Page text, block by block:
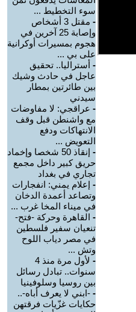
سوء التخطيط ...
-
مقتل 3 أشخاص
وإصابة 25 آخرين في
هجوم بمسيرات أوكرانية
على بي ...
- أستراليا.. تحقيق
عاجل في حادث وشيك
بين طائرتين بمطار
سيدني
- عراقجي: لا مفاوضات
مع واشنطن قبل وقف
الانتهاكات ودفع
التعويض ...
-
إنقاذ 50 شخصا وإخماد
حريق كبير داخل مجمع
تجاري في بغداد
- إعلام يمني: انفجارات
وتصاعد أعمدة الدخان
في ميناء المخا غرب ...
- القاهرة وحركة -فتح-
تنعيان سفير فلسطين
في مصر دياب اللوح
وتش ...
-
لأول مرة منذ 4
سنوات.. تبادل رسائل
بين روسيا وسلوفينيا
- -ابني لا يعرف أباه-..
حكايات غزّيات فرقتهن